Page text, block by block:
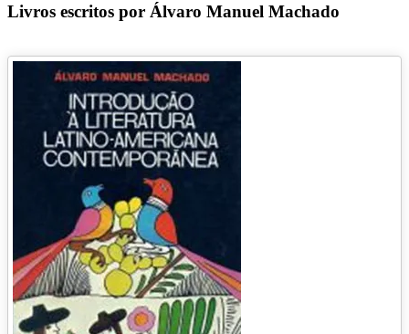
Livros escritos por Álvaro Manuel Machado